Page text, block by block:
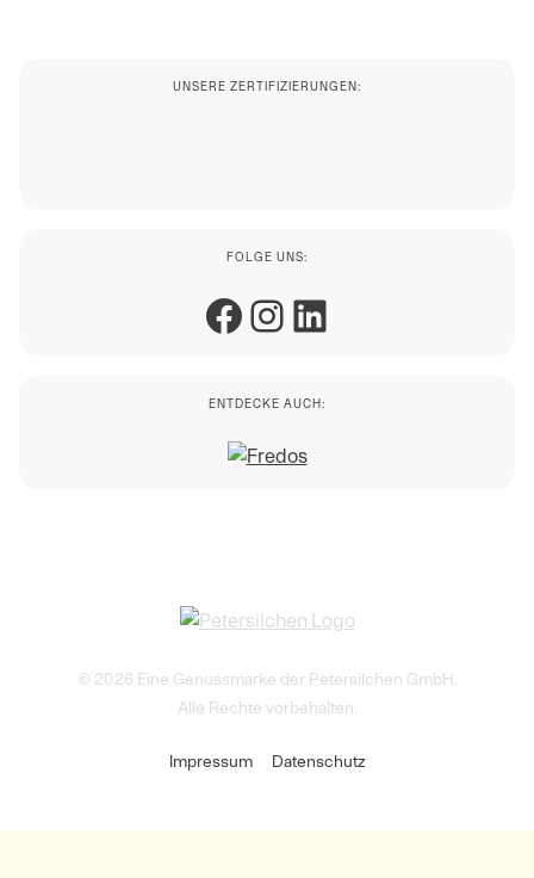
UNSERE ZERTIFIZIERUNGEN:
FOLGE UNS:
Facebook
Instagram
LinkedIn
ENTDECKE AUCH:
© 2026 Eine Genussmarke der Petersilchen GmbH.
Alle Rechte vorbehalten.
Impressum Datenschutz